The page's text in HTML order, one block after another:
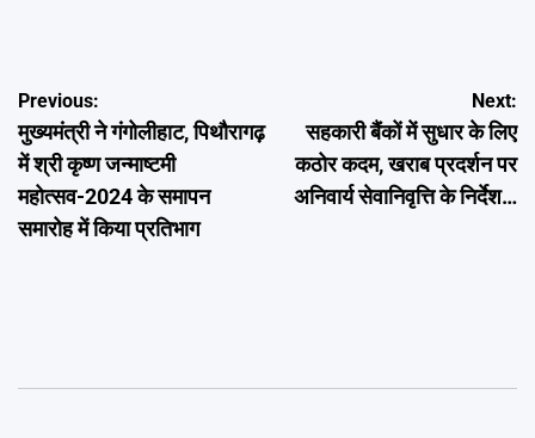
Post
navigation
Previous:
मुख्यमंत्री ने गंगोलीहाट, पिथौरागढ़
में श्री कृष्ण जन्माष्टमी
महोत्सव-2024 के समापन
समारोह में किया प्रतिभाग
Next:
सहकारी बैंकों में सुधार के लिए
कठोर कदम, खराब प्रदर्शन पर
अनिवार्य सेवानिवृत्ति के निर्देश…